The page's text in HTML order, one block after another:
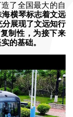
了全国最大的自
海横琴标志着文远
展现了文远知行
制性，为接下来
的基础。